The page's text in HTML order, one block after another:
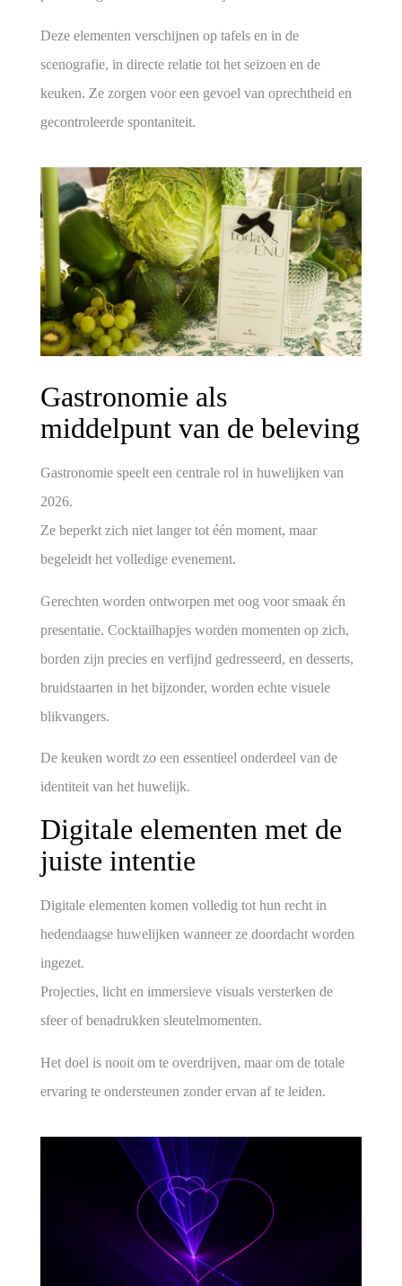
Deze elementen verschijnen op tafels en in de
scenografie, in directe relatie tot het seizoen en de
keuken. Ze zorgen voor een gevoel van oprechtheid en
gecontroleerde spontaniteit.
Gastronomie als
middelpunt van de beleving
Gastronomie speelt een centrale rol in huwelijken van
2026.
Ze beperkt zich niet langer tot één moment, maar
begeleidt het volledige evenement.
Gerechten worden ontworpen met oog voor smaak én
presentatie. Cocktailhapjes worden momenten op zich,
borden zijn precies en verfijnd gedresseerd, en desserts,
bruidstaarten in het bijzonder, worden echte visuele
blikvangers.
De keuken wordt zo een essentieel onderdeel van de
identiteit van het huwelijk.
Digitale elementen met de
juiste intentie
Digitale elementen komen volledig tot hun recht in
hedendaagse huwelijken wanneer ze doordacht worden
ingezet.
Projecties, licht en immersieve visuals versterken de
sfeer of benadrukken sleutelmomenten.
Het doel is nooit om te overdrijven, maar om de totale
ervaring te ondersteunen zonder ervan af te leiden.